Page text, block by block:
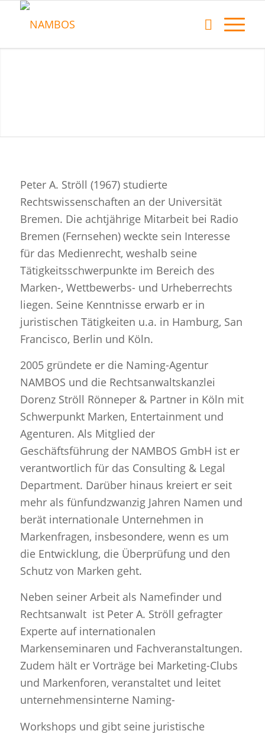
Peter A. Ströll (1967) studierte
Rechtswissenschaften an der Universität
Bremen. Die achtjährige Mitarbeit bei Radio
Bremen (Fernsehen) weckte sein Interesse
für das Medienrecht, weshalb seine
Tätigkeitsschwerpunkte im Bereich des
Marken-, Wettbewerbs- und Urheberrechts
liegen. Seine Kenntnisse erwarb er in
juristischen Tätigkeiten u.a. in Hamburg, San
Francisco, Berlin und Köln.
2005 gründete er die Naming-Agentur
NAMBOS und die Rechtsanwaltskanzlei
Dorenz Ströll Rönneper & Partner in Köln mit
Schwerpunkt Marken, Entertainment und
Agenturen. Als Mitglied der
Geschäftsführung der NAMBOS GmbH ist er
verantwortlich für das Consulting & Legal
Department. Darüber hinaus kreiert er seit
mehr als fünfundzwanzig Jahren Namen und
berät internationale Unternehmen in
Markenfragen, insbesondere, wenn es um
die Entwicklung, die Überprüfung und den
Schutz von Marken geht.
Neben seiner Arbeit als Namefinder und
Rechtsanwalt ist Peter A. Ströll gefragter
Experte auf internationalen
Markenseminaren und Fachveranstaltungen.
Zudem hält er Vorträge bei Marketing-Clubs
und Markenforen, veranstaltet und leitet
unternehmensinterne Naming-
Workshops und gibt seine juristische